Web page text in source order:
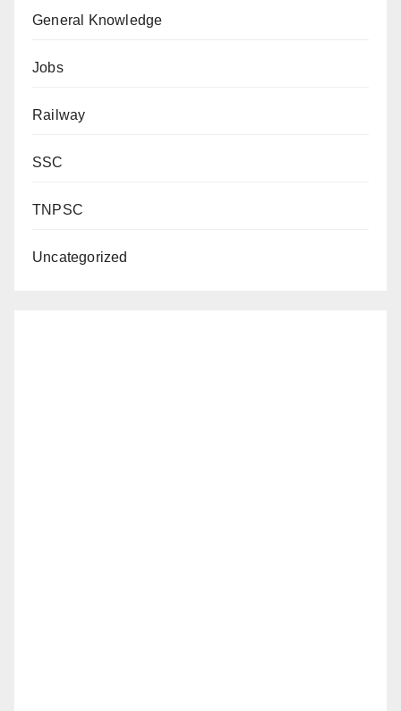
General Knowledge
Jobs
Railway
SSC
TNPSC
Uncategorized